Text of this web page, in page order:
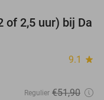
30%
of 2,5 uur) bij Da
9.1 star
Regulier €51,90